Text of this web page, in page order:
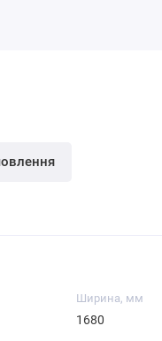
Ширина, мм
1680